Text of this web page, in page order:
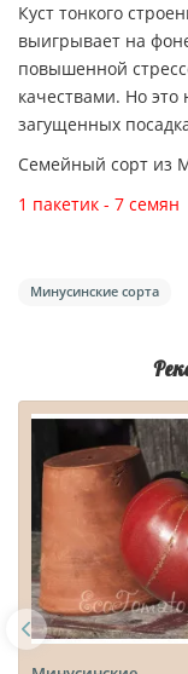
Куст тонкого
выигрывает на
повышенной
качествами. Но
загущенных
Семейный сорт из
1 пакетик - 7 семян
Минусинские сорта